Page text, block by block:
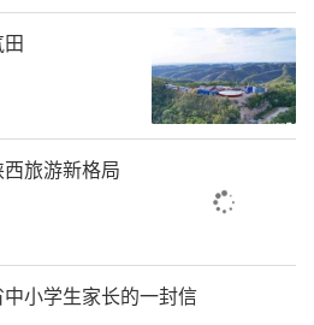
新时代佳县青少年爱党爱
向善的精神风貌，为佳县
发展贡献力量。（康亮亮
旅游新格局
小学生家长的一封信